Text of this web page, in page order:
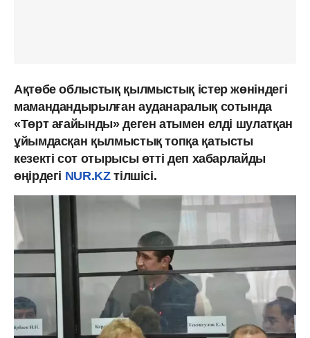
Ақтөбе облыстық қылмыстық істер жөніндегі
мамандандырылған ауданаралық сотында
«Төрт ағайынды» деген атымен елді шулатқан
ұйымдасқан қылмыстық топқа қатысты
кезекті сот отырысы өтті деп хабарлайды
өңірдегі NUR.KZтілшісі.